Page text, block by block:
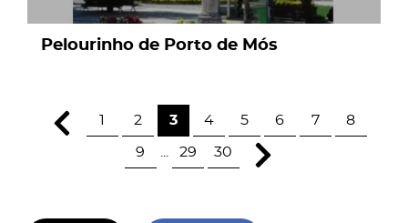
Pelourinho de Porto de Mós
1 2 3 4 5 6 7 8
9 29 30